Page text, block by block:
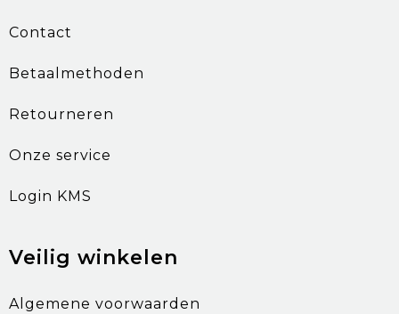
Contact
Betaalmethoden
Retourneren
Onze service
Login KMS
Veilig winkelen
Algemene voorwaarden